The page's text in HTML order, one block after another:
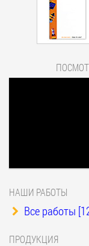
НАШИ РАБОТЫ
Все работы
ПРОДУКЦИЯ